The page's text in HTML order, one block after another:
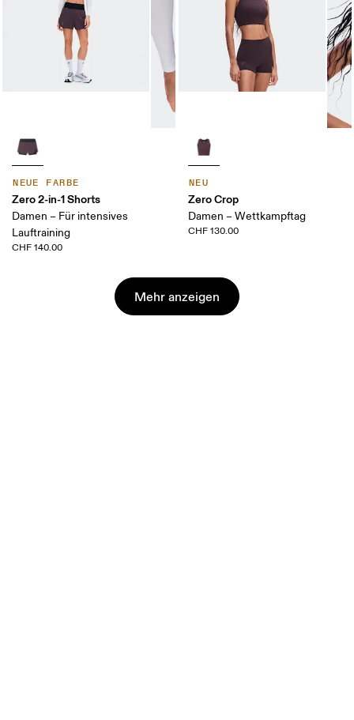
NEUE FARBE
Zero 2-in-1 Shorts
Damen – Für intensives
Lauftraining
CHF 140.00
NEU
Zero Crop
Damen – Wettkampftag
CHF 130.00
Mehr anzeigen